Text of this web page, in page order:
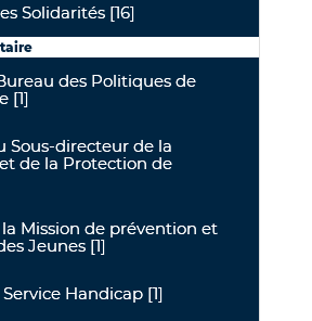
Solidarités [16]
Politiques de Veille Sociale
des Politiques de
[1]
de la Prévention et de la Protection de
Sous-directeur de la
de la Protection de
de prévention et d’Insertion des Jeunes
Mission de prévention et
Jeunes [1]
HandicapHandicap [1]